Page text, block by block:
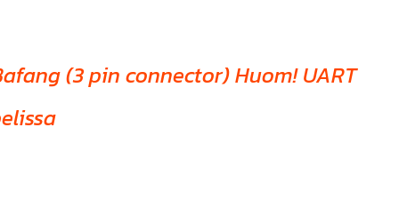
(3 pin connector) Huom! UART